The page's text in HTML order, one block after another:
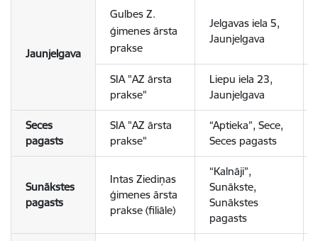
Jaunjelgava
Gulbes Z.
ģimenes ārsta
prakse
Jelgavas iela 5,
Jaunjelgava
SIA "AZ ārsta
prakse"
Liepu iela 23,
Jaunjelgava
Seces
pagasts
SIA "AZ ārsta
prakse"
“Aptieka”, Sece,
Seces pagasts
Sunākstes
pagasts
Intas Ziediņas
ģimenes ārsta
prakse (filiāle)
“Kalnāji”,
Sunākste,
Sunākstes
pagasts